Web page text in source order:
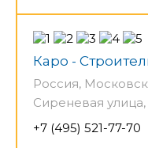
Каро -
Россия,
Сиреневая улица,
+7 (495) 521-77-70